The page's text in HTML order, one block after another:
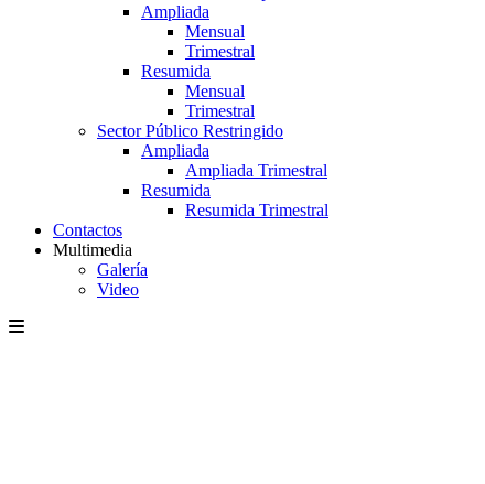
Ampliada
Mensual
Trimestral
Resumida
Mensual
Trimestral
Sector Público Restringido
Ampliada
Ampliada Trimestral
Resumida
Resumida Trimestral
Contactos
Multimedia
Galería
Video